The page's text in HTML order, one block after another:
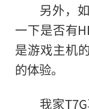
另外，
一下是否有
是游戏主机
的体验。
我家